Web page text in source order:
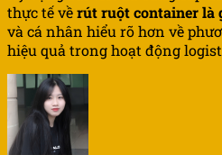
thực tế vềrút ruột container là
và cá nhân hiểu rõ hơn về
hiệu quả trong hoạt động